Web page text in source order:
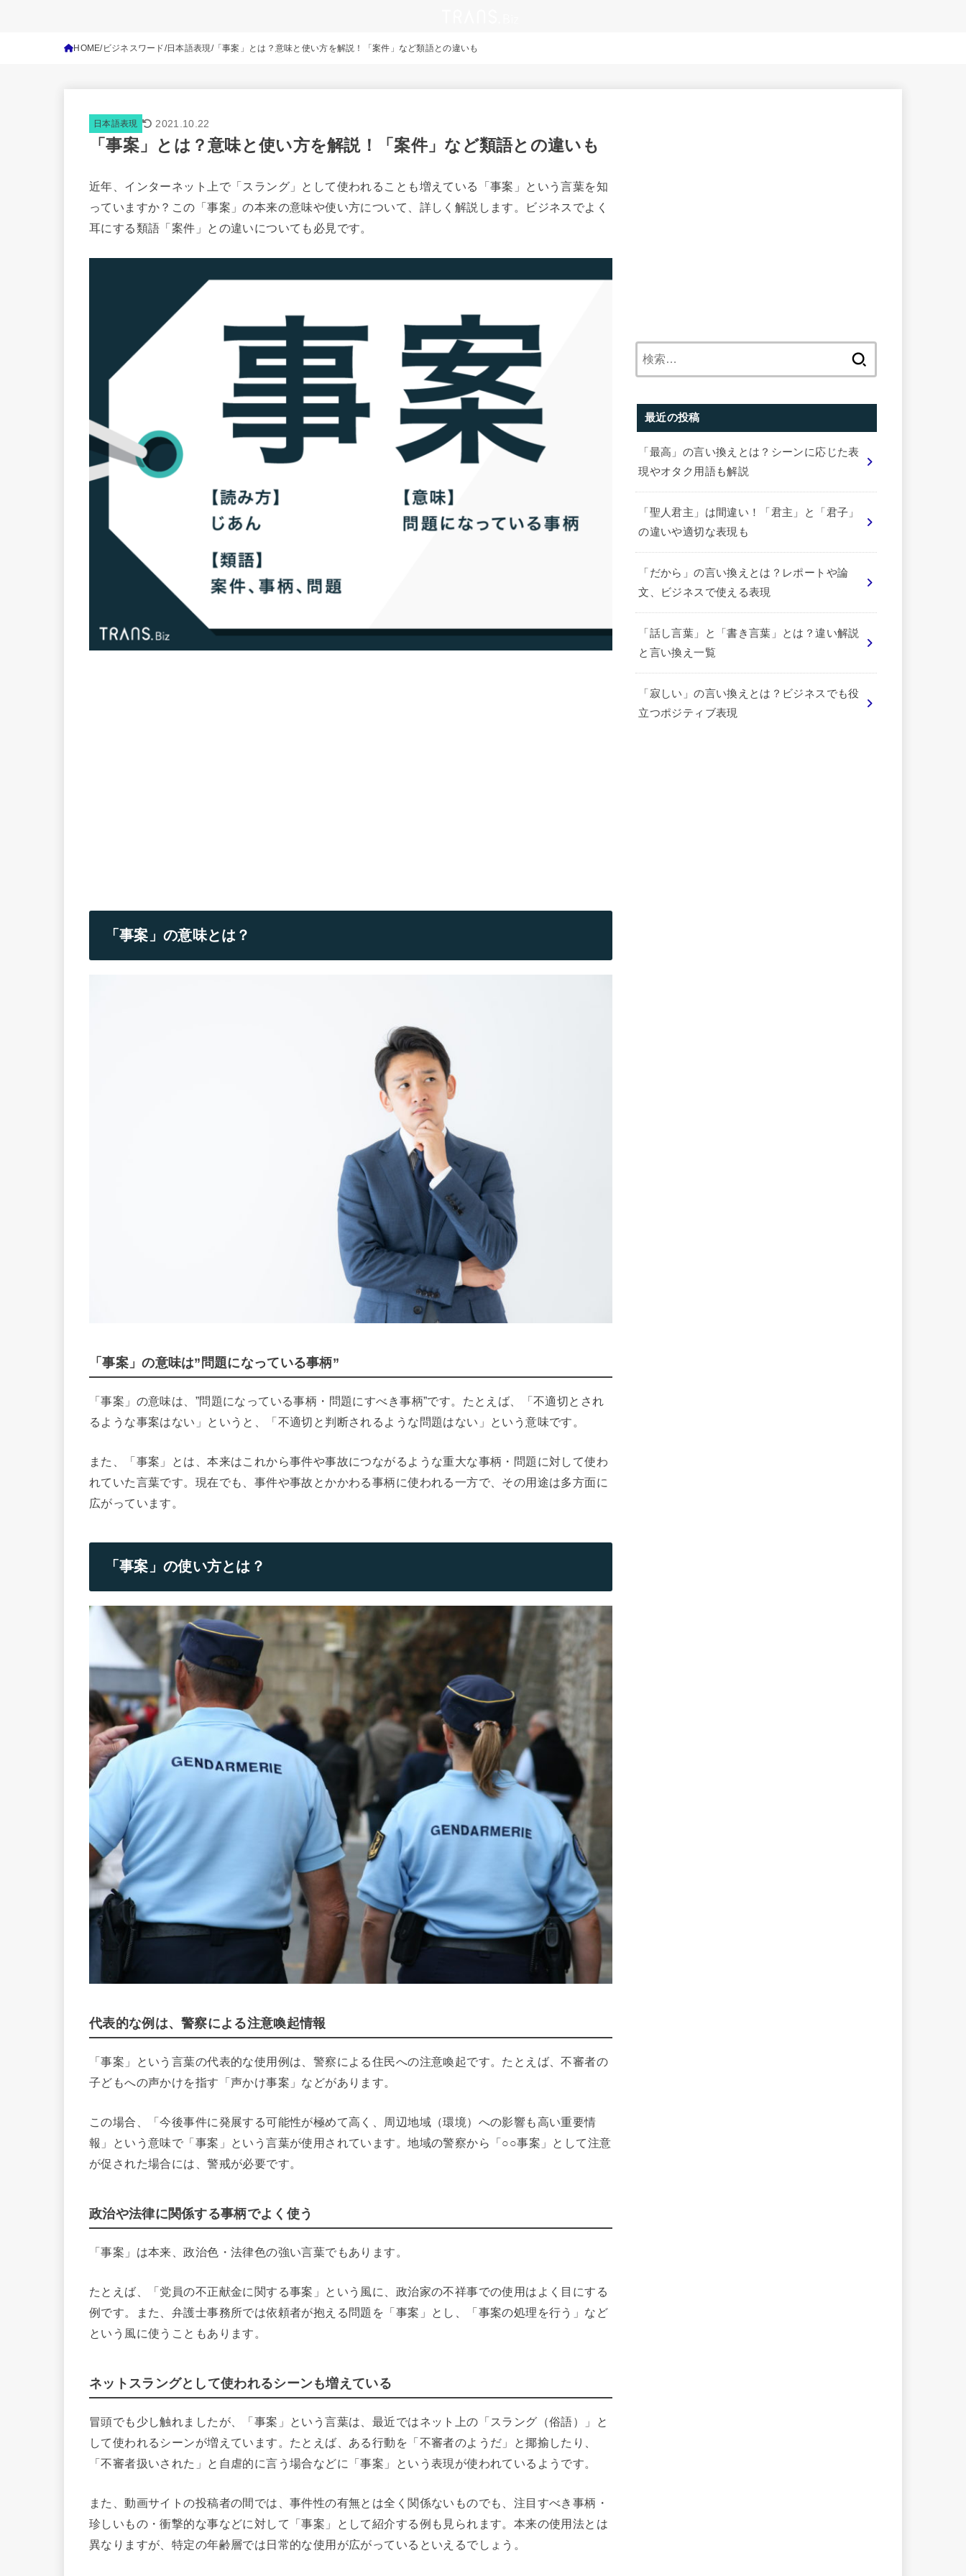
HOME ビジネスワード 日本語表現 「事案」とは？意味と使い方を解説！「案件」など類語との違いも
日本語表現 2021.10.22
「事案」とは？意味と使い方を解説！「案件」など類語との違いも
近年、インターネット上で「スラング」として使われることも増えている「事案」という言葉を知
っていますか？この「事案」の本来の意味や使い方について、詳しく解説します。ビジネスでよく
耳にする類語「案件」との違いについても必見です。
「事案」の意味とは？
「事案」の意味は”問題になっている事柄”
「事案」の意味は、”問題になっている事柄・問題にすべき事柄”です。たとえば、「不適切とされ
るような事案はない」というと、「不適切と判断されるような問題はない」という意味です。
また、「事案」とは、本来はこれから事件や事故につながるような重大な事柄・問題に対して使わ
れていた言葉です。現在でも、事件や事故とかかわる事柄に使われる一方で、その用途は多方面に
広がっています。
「事案」の使い方とは？
代表的な例は、警察による注意喚起情報
「事案」という言葉の代表的な使用例は、警察による住民への注意喚起です。たとえば、不審者の
子どもへの声かけを指す「声かけ事案」などがあります。
この場合、「今後事件に発展する可能性が極めて高く、周辺地域（環境）への影響も高い重要情
報」という意味で「事案」という言葉が使用されています。地域の警察から「○○事案」として注意
が促された場合には、警戒が必要です。
政治や法律に関係する事柄でよく使う
「事案」は本来、政治色・法律色の強い言葉でもあります。
たとえば、「党員の不正献金に関する事案」という風に、政治家の不祥事での使用はよく目にする
例です。また、弁護士事務所では依頼者が抱える問題を「事案」とし、「事案の処理を行う」など
という風に使うこともあります。
ネットスラングとして使われるシーンも増えている
冒頭でも少し触れましたが、「事案」という言葉は、最近ではネット上の「スラング（俗語）」と
して使われるシーンが増えています。たとえば、ある行動を「不審者のようだ」と揶揄したり、
「不審者扱いされた」と自虐的に言う場合などに「事案」という表現が使われているようです。
また、動画サイトの投稿者の間では、事件性の有無とは全く関係ないものでも、注目すべき事柄・
珍しいもの・衝撃的な事などに対して「事案」として紹介する例も見られます。本来の使用法とは
異なりますが、特定の年齢層では日常的な使用が広がっているといえるでしょう。
最近の投稿
「最高」の言い換えとは？シーンに応じた表
現やオタク用語も解説
「聖人君主」は間違い！「君主」と「君子」
の違いや適切な表現も
「だから」の言い換えとは？レポートや論
文、ビジネスで使える表現
「話し言葉」と「書き言葉」とは？違い解説
と言い換え一覧
「寂しい」の言い換えとは？ビジネスでも役
立つポジティブ表現